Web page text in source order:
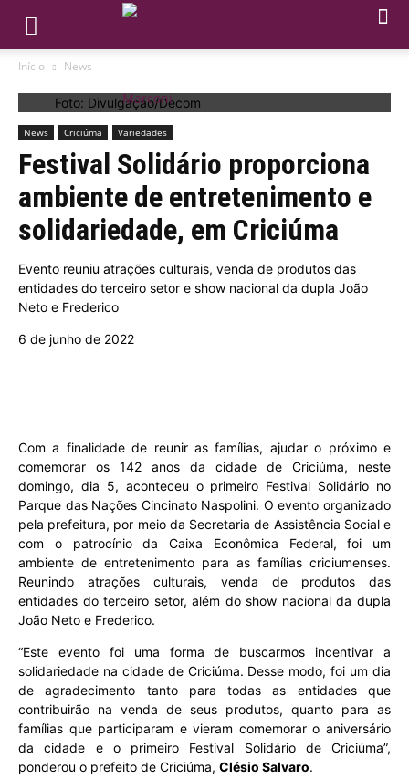
Início News
Foto: Divulgação/Decom
News Criciúma Variedades
Festival Solidário proporciona
ambiente de entretenimento e
solidariedade, em Criciúma
Evento reuniu atrações culturais, venda de produtos das
entidades do terceiro setor e show nacional da dupla João
Neto e Frederico
6 de junho de 2022
Com a finalidade de reunir as famílias, ajudar o próximo e
comemorar os 142 anos da cidade de Criciúma, neste
domingo, dia 5, aconteceu o primeiro Festival Solidário no
Parque das Nações Cincinato Naspolini. O evento organizado
pela prefeitura, por meio da Secretaria de Assistência Social e
com o patrocínio da Caixa Econômica Federal, foi um
ambiente de entretenimento para as famílias criciumenses.
Reunindo atrações culturais, venda de produtos das
entidades do terceiro setor, além do show nacional da dupla
João Neto e Frederico.
“Este evento foi uma forma de buscarmos incentivar a
solidariedade na cidade de Criciúma. Desse modo, foi um dia
de agradecimento tanto para todas as entidades que
contribuirão na venda de seus produtos, quanto para as
famílias que participaram e vieram comemorar o aniversário
da cidade e o primeiro Festival Solidário de Criciúma”,
ponderou o prefeito de Criciúma, Clésio Salvaro.